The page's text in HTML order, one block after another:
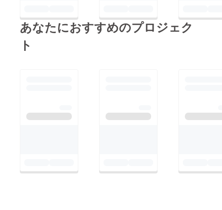
あなたにおすすめのプロジェク
ト